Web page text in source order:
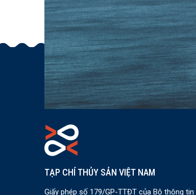
TẠP CHÍ THỦY SẢN VIỆT NAM
Giấy phép số 179/GP-TTĐT của Bộ thông tin